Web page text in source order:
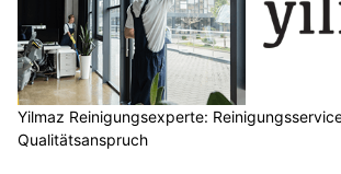
Yilmaz Reinigungsexperte:
Qualitätsanspruch